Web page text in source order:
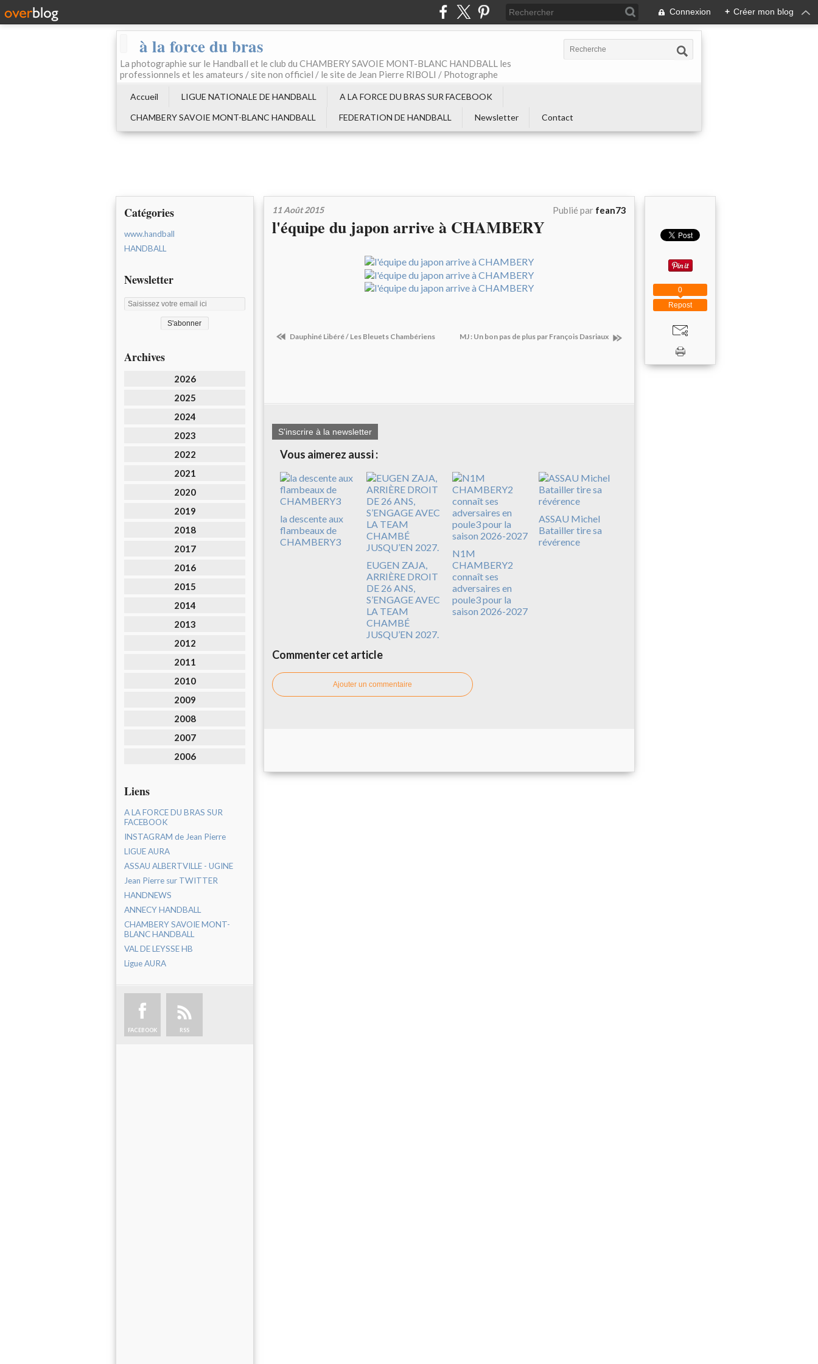
Connexion + Créer mon blog
à la force du bras
La photographie sur le Handball et le club du CHAMBERY SAVOIE MONT-BLANC HANDBALL les
professionnels et les amateurs / site non officiel / le site de Jean Pierre RIBOLI / Photographe
Accueil LIGUE NATIONALE DE HANDBALL
A LA FORCE DU BRAS SUR FACEBOOK
CHAMBERY SAVOIE MONT-BLANC HANDBALL
FEDERATION DE HANDBALL Newsletter Contact
Catégories
www.handball
HANDBALL
Newsletter
Archives
2026
2025
2024
2023
2022
2021
2020
2019
2018
2017
2016
2015
2014
2013
2012
2011
2010
2009
2008
2007
2006
Liens
A LA FORCE DU BRAS SUR
FACEBOOK
INSTAGRAM de Jean Pierre
LIGUE AURA
ASSAU ALBERTVILLE - UGINE
Jean Pierre sur TWITTER
HANDNEWS
ANNECY HANDBALL
CHAMBERY SAVOIE MONT-
BLANC HANDBALL
VAL DE LEYSSE HB
Ligue AURA
FACEBOOK RSS
11 Août 2015 Publié par fean73
l'équipe du japon arrive à CHAMBERY
Dauphiné Libéré / Les Bleuets Chambériens MJ : Un bon pas de plus par François Dasriaux
S'inscrire à la newsletter
Vous aimerez aussi :
la descente aux
flambeaux de
CHAMBERY3
EUGEN ZAJA,
ARRIÈRE DROIT
DE 26 ANS,
S’ENGAGE AVEC
LA TEAM
CHAMBÉ
JUSQU’EN 2027.
N1M
CHAMBERY2
connaît ses
adversaires en
poule3 pour la
saison 2026-2027
ASSAU Michel
Batailler tire sa
révérence
Commenter cet article
Ajouter un commentaire
Repost
0